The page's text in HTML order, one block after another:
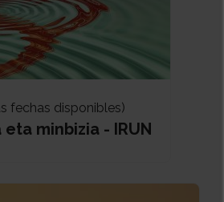
fechas disponibles)
minbizia - IRUN